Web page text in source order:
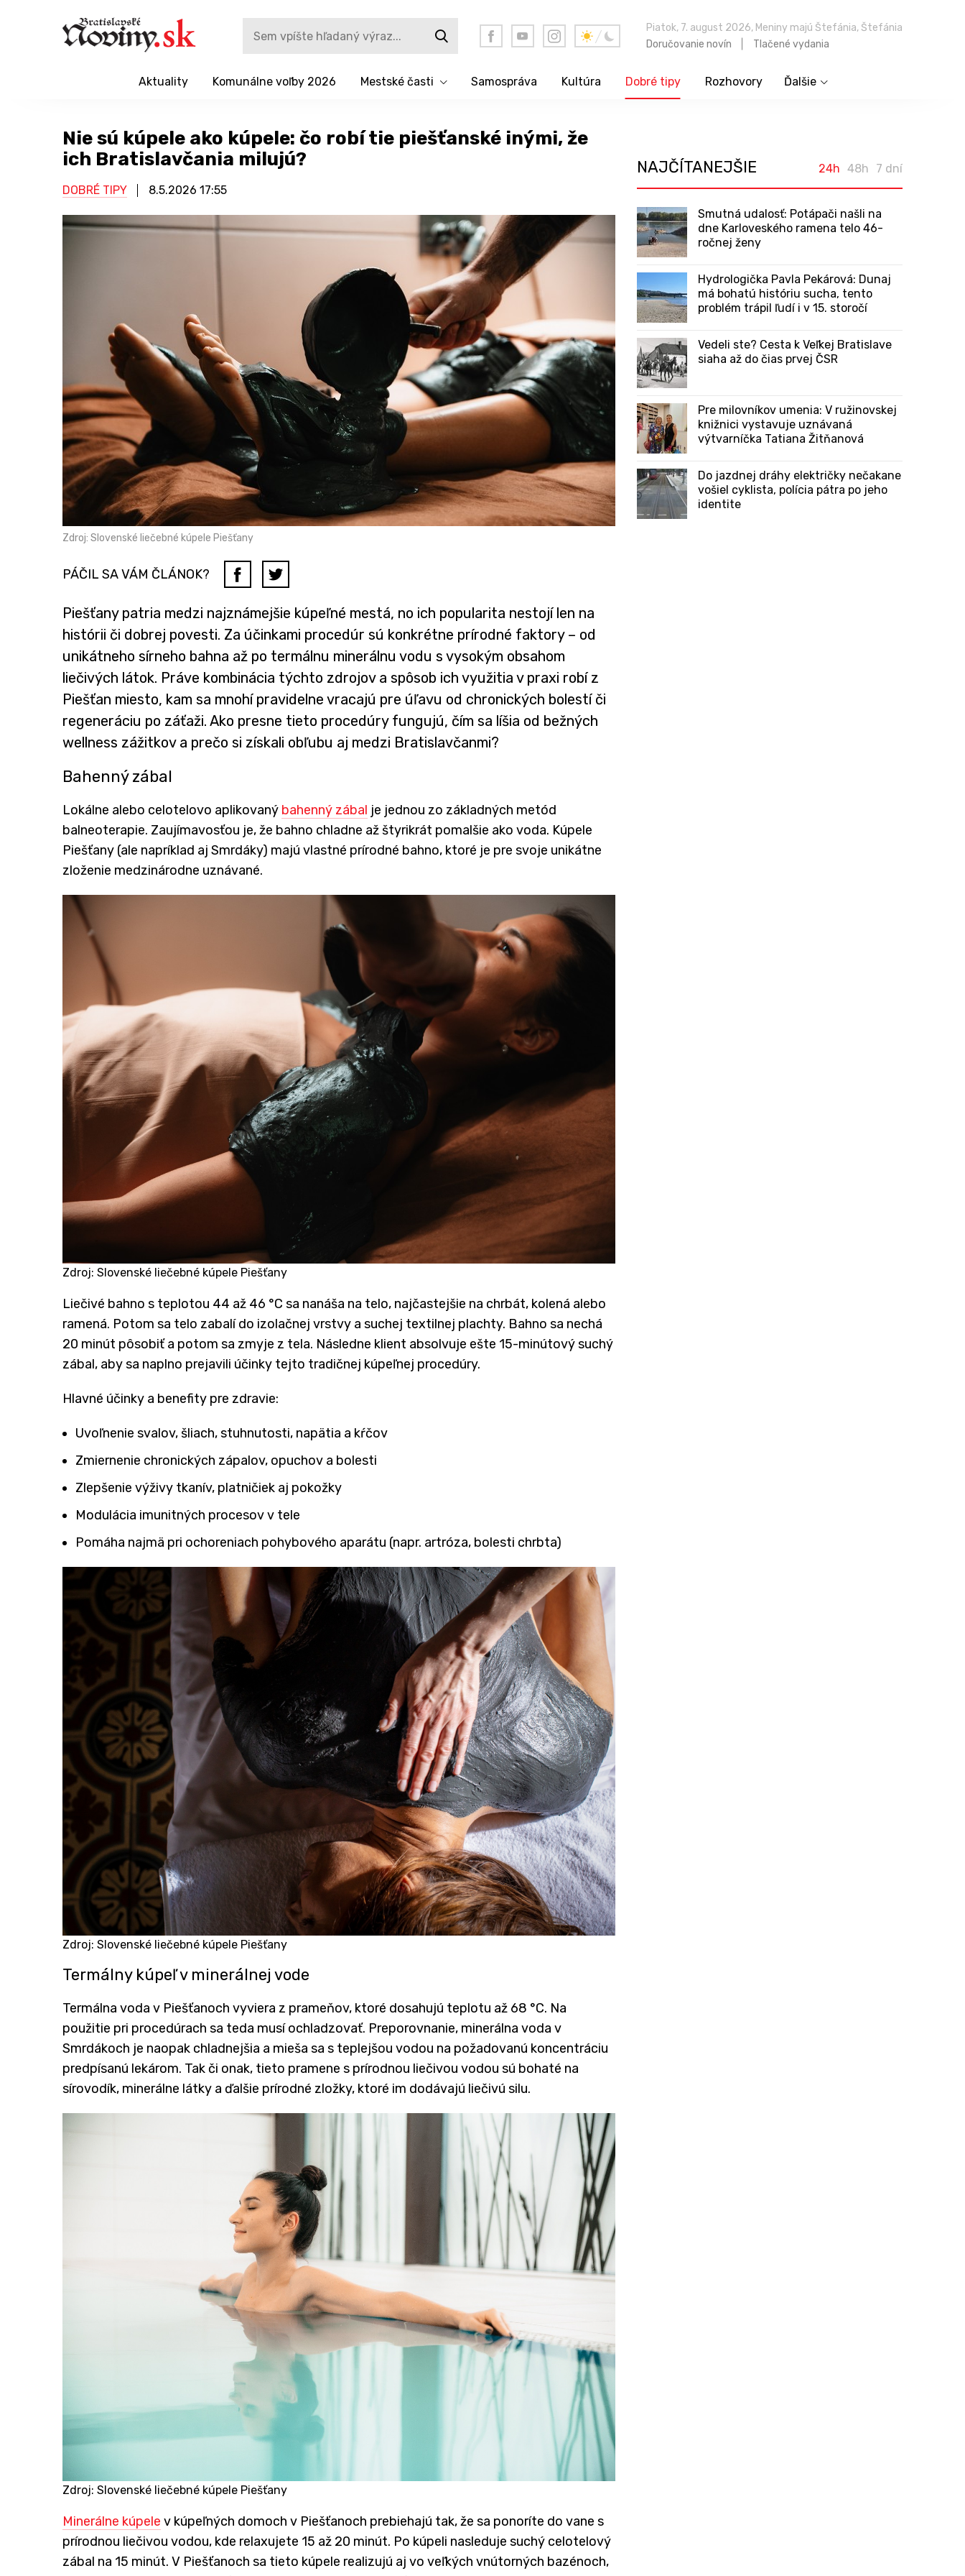
Piatok, 7. august 2026, Meniny majú Štefánia, Štefánia
Doručovanie novín
Tlačené vydania
Aktuality Komunálne voľby 2026 Mestské časti Samospráva Kultúra Dobré tipy Rozhovory Ďalšie
Nie sú kúpele ako kúpele: čo robí tie piešťanské inými, že
ich Bratislavčania milujú?
DOBRÉ TIPY 8.5.2026 17:55
Zdroj: Slovenské liečebné kúpele Piešťany
PÁČIL SA VÁM ČLÁNOK?
Piešťany patria medzi najznámejšie kúpeľné mestá, no ich popularita nestojí len na
histórii či dobrej povesti. Za účinkami procedúr sú konkrétne prírodné faktory – od
unikátneho sírneho bahna až po termálnu minerálnu vodu s vysokým obsahom
liečivých látok. Práve kombinácia týchto zdrojov a spôsob ich využitia v praxi robí z
Piešťan miesto, kam sa mnohí pravidelne vracajú pre úľavu od chronických bolestí či
regeneráciu po záťaži. Ako presne tieto procedúry fungujú, čím sa líšia od bežných
wellness zážitkov a prečo si získali obľubu aj medzi Bratislavčanmi?
Bahenný zábal
Lokálne alebo celotelovo aplikovaný bahenný zábal je jednou zo základných metód
balneoterapie. Zaujímavosťou je, že bahno chladne až štyrikrát pomalšie ako voda. Kúpele
Piešťany (ale napríklad aj Smrdáky) majú vlastné prírodné bahno, ktoré je pre svoje unikátne
zloženie medzinárodne uznávané.
Zdroj: Slovenské liečebné kúpele Piešťany
Liečivé bahno s teplotou 44 až 46 °C sa nanáša na telo, najčastejšie na chrbát, kolená alebo
ramená. Potom sa telo zabalí do izolačnej vrstvy a suchej textilnej plachty. Bahno sa nechá
20 minút pôsobiť a potom sa zmyje z tela. Následne klient absolvuje ešte 15-minútový suchý
zábal, aby sa naplno prejavili účinky tejto tradičnej kúpeľnej procedúry.
Hlavné účinky a benefity pre zdravie:
Uvoľnenie svalov, šliach, stuhnutosti, napätia a kŕčov
Zmiernenie chronických zápalov, opuchov a bolesti
Zlepšenie výživy tkanív, platničiek aj pokožky
Modulácia imunitných procesov v tele
Pomáha najmä pri ochoreniach pohybového aparátu (napr. artróza, bolesti chrbta)
Zdroj: Slovenské liečebné kúpele Piešťany
Termálny kúpeľ v minerálnej vode
Termálna voda v Piešťanoch vyviera z prameňov, ktoré dosahujú teplotu až 68 °C. Na
použitie pri procedúrach sa teda musí ochladzovať. Preporovnanie, minerálna voda v
Smrdákoch je naopak chladnejšia a mieša sa s teplejšou vodou na požadovanú koncentráciu
predpísanú lekárom. Tak či onak, tieto pramene s prírodnou liečivou vodou sú bohaté na
sírovodík, minerálne látky a ďalšie prírodné zložky, ktoré im dodávajú liečivú silu.
Zdroj: Slovenské liečebné kúpele Piešťany
Minerálne kúpele v kúpeľných domoch v Piešťanoch prebiehajú tak, že sa ponoríte do vane s
prírodnou liečivou vodou, kde relaxujete 15 až 20 minút. Po kúpeli nasleduje suchý celotelový
zábal na 15 minút. V Piešťanoch sa tieto kúpele realizujú aj vo veľkých vnútorných bazénoch,
NAJČÍTANEJŠIE 24h 48h 7 dní
Smutná udalosť: Potápači našli na
dne Karloveského ramena telo 46-
ročnej ženy
Hydrologička Pavla Pekárová: Dunaj
má bohatú históriu sucha, tento
problém trápil ľudí i v 15. storočí
Vedeli ste? Cesta k Veľkej Bratislave
siaha až do čias prvej ČSR
Pre milovníkov umenia: V ružinovskej
knižnici vystavuje uznávaná
výtvarníčka Tatiana Žitňanová
Do jazdnej dráhy električky nečakane
vošiel cyklista, polícia pátra po jeho
identite